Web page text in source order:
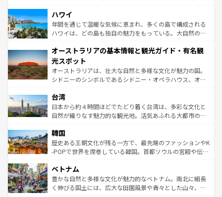
着のスイス情報は
のような巨大都市は、観光、ショッピング、エンターテイ
ンメントが詰まった刺激的なスポットだ。一方、アメリカ
西部には大自然が広がり、グランドキャニオンやイエロー
部のニューオーリンズでは、音楽と美食が融合した独特の
文化が魅力。旅行者はアメリカの各地域で異なる魅力を楽
しみながら、その多様性と豊かな歴史を感じることができ
るだろう。車でのロードトリップや列車の旅も、アメリカ
情報は
ハワイ
年間を通じて温暖な気候に恵まれ、多くの島で構成される
ハワイは、どの島も独自の魅力をもっている。大自然の神
ワイ島は見逃せない。また、定番の観光地といえばオアフ
島だが、静かな自然を求めるならマウイ島やカウアイ島が
おすすめ。エメラルドグリーンに輝く海をはじめ、豊かな
文化や歴史が息づいている。「アロハスピリット」と呼ば
人々、おいしいローカルフードやハワイアンミュージッ
ク、伝統的なフラダンスなど、すべてがハワイの魅力を彩
っている。訪れるたびに新しい発見と感動が待っているハ
はコンテンツ一覧
オーストラリアの基本情報と観光ガイド・有名観
光スポット
オーストラリアは、壮大な自然と多様な文化が魅力の国。
シドニーのシンボルであるシドニー・オペラハウス、オー
リアリーフや大陸中央部にそびえるウルル（エアーズロッ
ク）、タスマニアの美しい原生林やケアンズの熱帯雨林な
ど、見どころがたくさん。また、カフェやワイン、オージ
いる。アクティビティも充実しており、サーフィンやダイ
ビング、ハイキングなど、アウトドア好きにはたまらな
い。オーストラリアの多彩な魅力を存分に味わいつくそ
参照してほしい。
台湾
日本から約４時間ほどでたどり着く台湾は、多彩な文化と
自然が織りなす魅力的な観光地。活気あふれる大都市の台
ン）、静ひつな山岳地帯である台湾東部など、都市の喧騒
と山間の静けさが共存しており、訪れる人に新しい発見と
驚きをもたらしてくれる。また、奥深い台湾の食文化も魅
容にもいいと評判のスイーツなど、バラエティ豊かな料理
が味わえる。 なお、新着の台湾情報は コンテンツ一覧を参
照してほしい。
韓国
歴史ある王朝文化が残る一方で、最先端のファッションやK
-POPで世界を席巻している韓国。首都ソウルの宮殿や伝統
き、地方に足を延ばせば四季折々の自然美を楽しむことが
できる。そして、キムチや焼肉、絶品のストリートフード
まで、さまざまな韓国料理が待っている。夜には、韓国な
ベトナム
豊かな自然と多様な文化が魅力的なベトナム。南北に細長
く伸びる国土には、広大な田園風景や青々とした山々、世